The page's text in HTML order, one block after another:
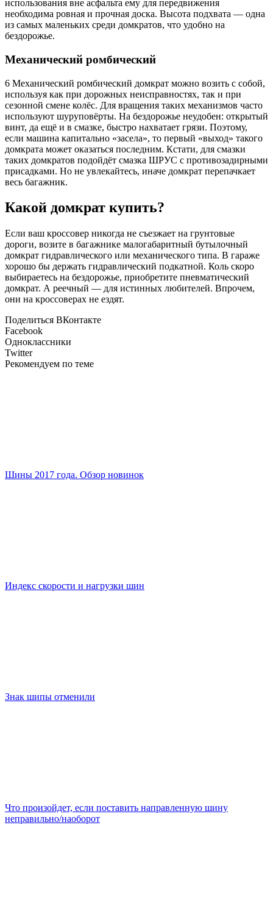
использования вне асфальта ему для передвижения
необходима ровная и прочная доска. Высота подхвата — одна
из самых маленьких среди домкратов, что удобно на
бездорожье.
Механический ромбический
6 Механический ромбический домкрат можно возить с собой,
используя как при дорожных неисправностях, так и при
сезонной смене колёс. Для вращения таких механизмов часто
используют шуруповёрты. На бездорожье неудобен: открытый
винт, да ещё и в смазке, быстро нахватает грязи. Поэтому,
если машина капитально «засела», то первый «выход» такого
домкрата может оказаться последним. Кстати, для смазки
таких домкратов подойдёт смазка ШРУС с противозадирными
присадками. Но не увлекайтесь, иначе домкрат перепачкает
весь багажник.
Какой домкрат купить?
Если ваш кроссовер никогда не съезжает на грунтовые
дороги, возите в багажнике малогабаритный бутылочный
домкрат гидравлического или механического типа. В гараже
хорошо бы держать гидравлический подкатной. Коль скоро
выбираетесь на бездорожье, приобретите пневматический
домкрат. А реечный — для истинных любителей. Впрочем,
они на кроссоверах не ездят.
Поделиться ВКонтакте
Facebook
Одноклассники
Twitter
Рекомендуем по теме
Шины 2017 года. Обзор новинок
Индекс скорости и нагрузки шин
Знак шипы отменили
Что произойдет, если поставить направленную шину
неправильно/наоборот